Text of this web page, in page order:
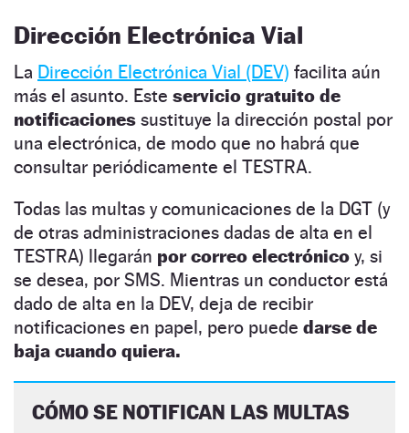
Dirección Electrónica Vial
La Dirección Electrónica Vial (DEV) facilita aún
más el asunto. Este servicio gratuito de
notificaciones sustituye la dirección postal por
una electrónica, de modo que no habrá que
consultar periódicamente el TESTRA.
Todas las multas y comunicaciones de la DGT (y
de otras administraciones dadas de alta en el
TESTRA) llegarán por correo electrónico y, si
se desea, por SMS. Mientras un conductor está
dado de alta en la DEV, deja de recibir
notificaciones en papel, pero puede darse de
baja cuando quiera.
CÓMO SE NOTIFICAN LAS MULTAS